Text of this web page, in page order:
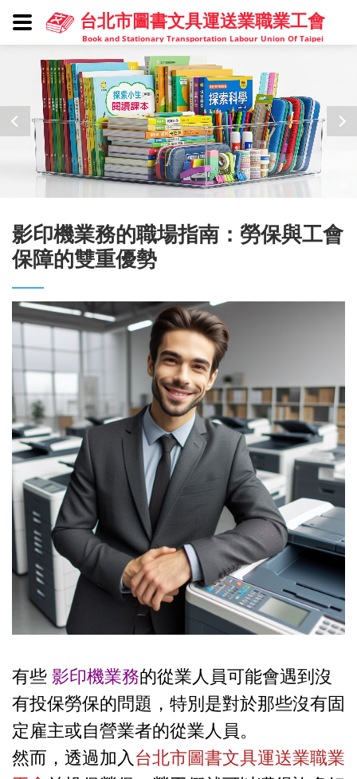
台北市圖書文具運送業職業工會
Book and Stationary Transportation Labour Union Of Taipei
影印機業務的職場指南：勞保與工會
保障的雙重優勢
有些 影印機業務的從業人員可能會遇到沒
有投保勞保的問題，特別是對於那些沒有固
定雇主或自營業者的從業人員。
然而，透過加入台北市圖書文具運送業職業